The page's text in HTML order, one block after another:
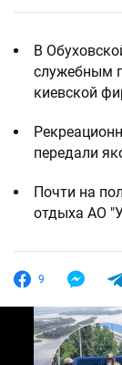
В
служебным
киевской
передали
Почти на
отдыха АО
9